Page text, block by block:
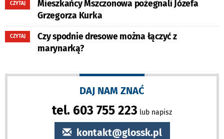
CZYTAJ
Mieszkańcy Mszczonowa pożegnali Józefa
Grzegorza Kurka
CZYTAJ
Czy spodnie dresowe można łączyć z
marynarką?
DAJ NAM ZNAĆ
tel. 603 755 223 lub napisz
kontakt@glossk.pl